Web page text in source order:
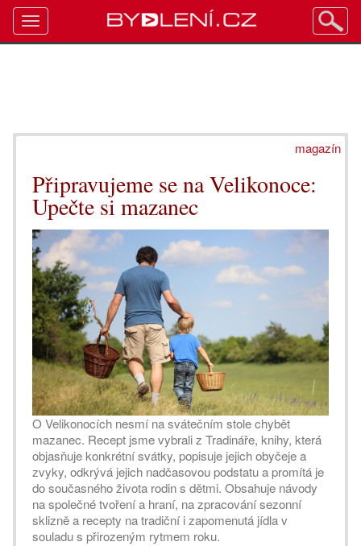
magazín
Připravujeme se na Velikonoce:
Upečte si mazanec
O Velikonocích nesmí na svátečním stole chybět
mazanec. Recept jsme vybrali z Tradináře, knihy, která
objasňuje konkrétní svátky, popisuje jejich obyčeje a
zvyky, odkrývá jejich nadčasovou podstatu a promítá je
do současného života rodin s dětmi. Obsahuje návody
na společné tvoření a hraní, na zpracování sezonní
sklizně a recepty na tradiční i zapomenutá jídla v
souladu s přirozeným rytmem roku.
Toggle
navigation